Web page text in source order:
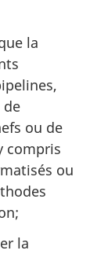
la
de
ou de
compris
ou
la